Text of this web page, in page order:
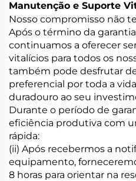
Manutenção e Suporte
Nosso compromisso não
Após o término da garantia
continuamos a oferecer
vitalícios para todos os
também pode desfrutar
preferencial por toda a
duradouro ao seu
Durante o período de
eficiência produtiva com
rápida:
(ii) Após recebermos a
equipamento,
8 horas para orientar na